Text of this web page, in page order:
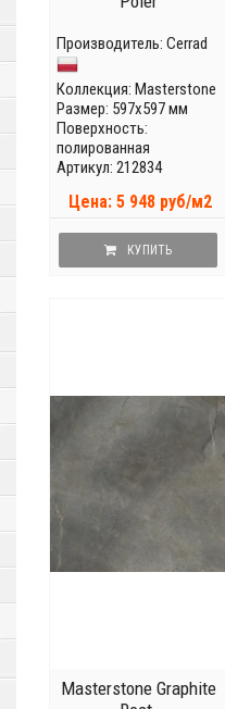
Производитель: Cerrad
Коллекция: Masterstone
Размер: 597x597 мм
Поверхность:
полированная
Артикул: 212834
Цена: 5 948 руб/м2
КУПИТЬ
Masterstone Graphite